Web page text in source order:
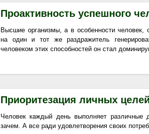
Проактивность успешного
Высшие организмы, а в особенности
на один и тот же раздражитель
человеком этих способностей он стал
Приоритезация личных
Человек каждый день выполняет
зачем. А все ради удовлетворения своих